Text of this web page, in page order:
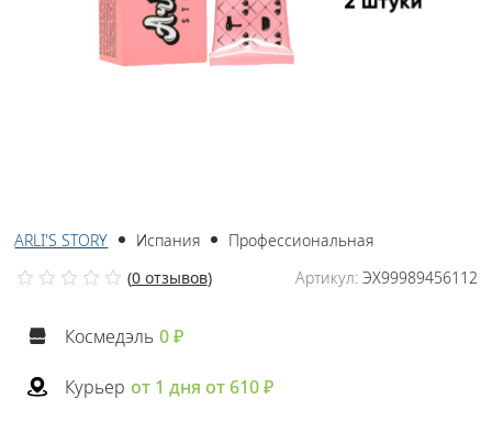
ARLI'S STORY Испания
Профессиональная
Артикул:ЭХ99989456112
(0 отзывов)
Космедэль 0 ₽
Курьер от 1 дня от 610 ₽